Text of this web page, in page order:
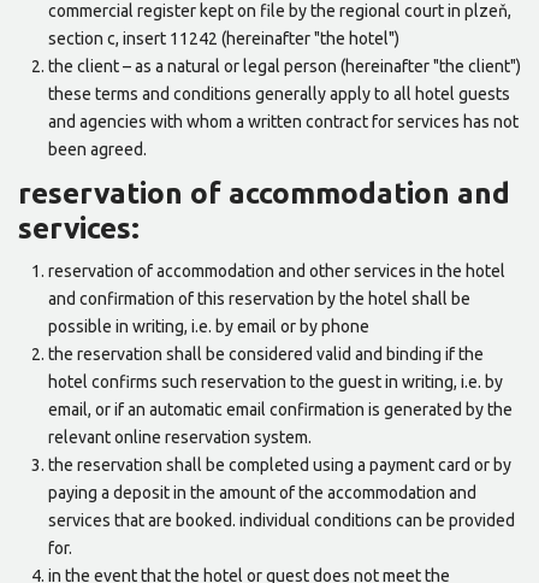
commercial register kept on file by the regional court in plzeň,
section c, insert 11242 (hereinafter "the hotel")
the client – as a natural or legal person (hereinafter "the client")
these terms and conditions generally apply to all hotel guests
and agencies with whom a written contract for services has not
been agreed.
reservation of accommodation and
services:
reservation of accommodation and other services in the hotel
and confirmation of this reservation by the hotel shall be
possible in writing, i.e. by email or by phone
the reservation shall be considered valid and binding if the
hotel confirms such reservation to the guest in writing, i.e. by
email, or if an automatic email confirmation is generated by the
relevant online reservation system.
the reservation shall be completed using a payment card or by
paying a deposit in the amount of the accommodation and
services that are booked. individual conditions can be provided
for.
in the event that the hotel or guest does not meet the